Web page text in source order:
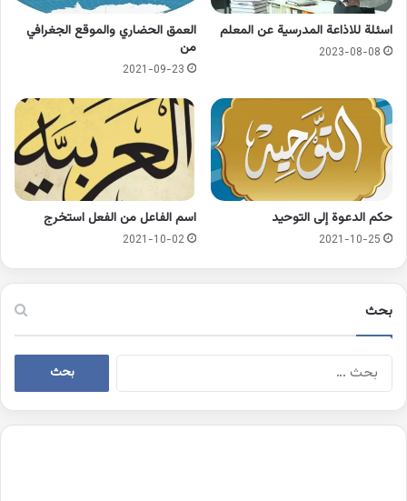
اسئلة للاذاعة المدرسية عن المعلم
2023-08-08
العمق الحضاري والموقع الجغرافي
من
2021-09-23
حكم الدعوة إلى التوحيد
2021-10-25
اسم الفاعل من الفعل استخرج
2021-10-02
بحث
البحث